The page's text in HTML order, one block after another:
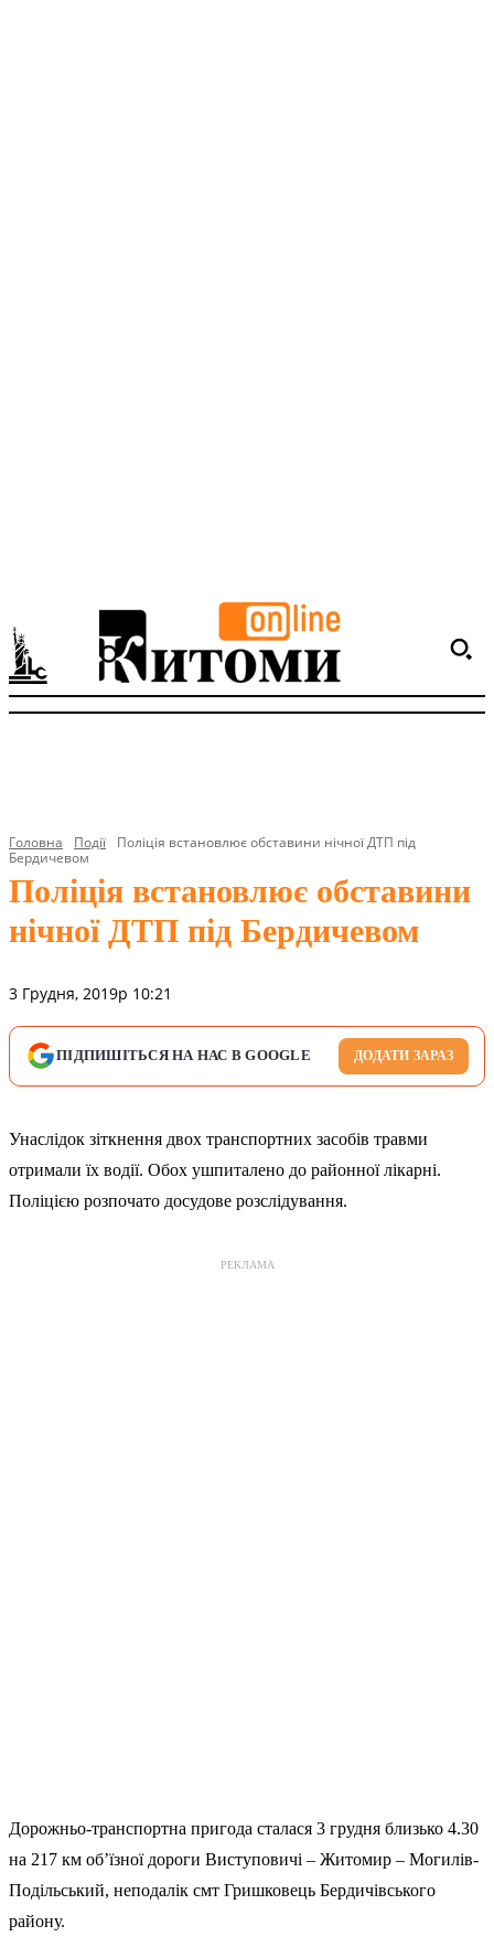
Головна Події
Поліція встановлює обставини нічної ДТП під
Бердичевом
Поліція встановлює обставини
нічної ДТП під Бердичевом
3 Грудня, 2019р 10:21
ПІДПИШІТЬСЯ НА НАС В GOOGLE ДОДАТИ ЗАРАЗ
Унаслідок зіткнення двох транспортних засобів травми
отримали їх водії. Обох ушпиталено до районної лікарні.
Поліцією розпочато досудове розслідування.
РЕКЛАМА
Дорожньо-транспортна пригода сталася 3 грудня близько 4.30
на 217 км об’їзної дороги Виступовичі – Житомир – Могилів-
Подільський, неподалік смт Гришковець Бердичівського
району.